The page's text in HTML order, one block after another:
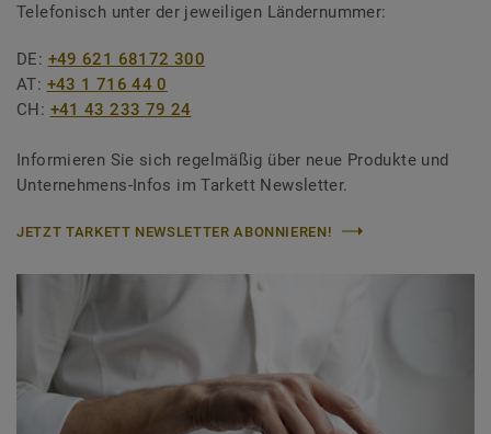
Telefonisch unter der jeweiligen Ländernummer:
DE: +49 621 68172 300
AT: +43 1 716 44 0
CH: +41 43 233 79 24
Informieren Sie sich regelmäßig über neue Produkte und
Unternehmens-Infos im Tarkett Newsletter.
JETZT TARKETT NEWSLETTER ABONNIEREN!